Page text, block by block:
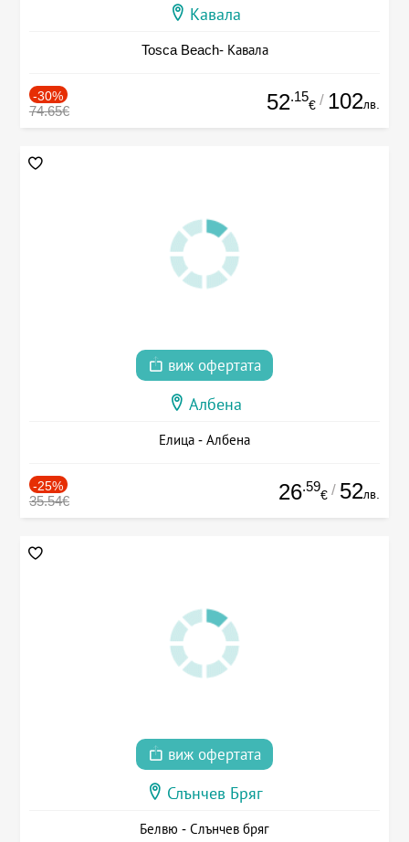
Кавала
Tosca Beach- Кавала
-30%
74.65€ 52.15
€ / 102лв.
виж офертата
Албена
Елица - Албена
-25%
35.54€ 26.59
€ / 52лв.
виж офертата
Слънчев Бряг
Белвю - Слънчев бряг